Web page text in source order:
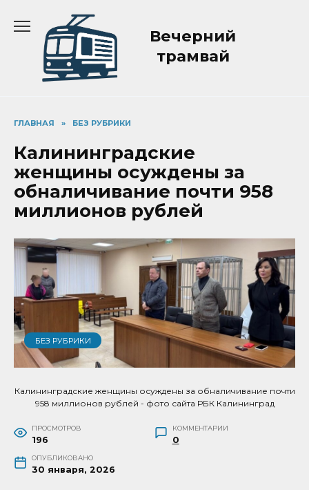
содержанию
Вечерний
трамвай
ГЛАВНАЯ » БЕЗ РУБРИКИ
Калининградские
женщины осуждены за
обналичивание почти 958
миллионов рублей
БЕЗ РУБРИКИ
Калининградские женщины осуждены за обналичивание почти
958 миллионов рублей - фото сайта РБК Калининград
ПРОСМОТРОВ
196
КОММЕНТАРИИ
0
ОПУБЛИКОВАНО
30 января, 2026